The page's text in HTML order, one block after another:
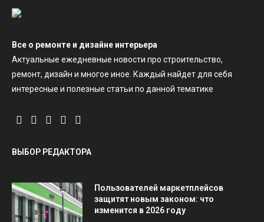
Все о ремонте и дизайне интерьера
Актуальные ежедневные новости про строительство,
ремонт, дизайн и многое иное. Каждый найдет для себя
интересные и полезные статьи по данной тематике
ВЫБОР РЕДАКТОРА
Пользователей маркетплейсов
защитят новым законом: что
изменится в 2026 году